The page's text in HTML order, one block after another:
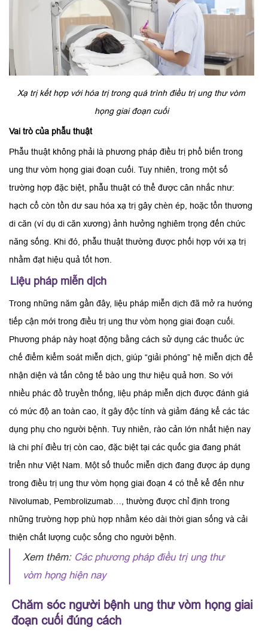
Xạ trị kết hợp với hóa trị trong quá trình điều trị ung thư vòm
họng giai đoạn cuối
Vai trò của phẫu thuật
Phẫu thuật không phải là phương pháp điều trị phổ biến trong
ung thư vòm họng giai đoạn cuối. Tuy nhiên, trong một số
trường hợp đặc biệt, phẫu thuật có thể được cân nhắc như:
hạch cổ còn tồn dư sau hóa xạ trị gây chèn ép, hoặc tổn thương
di căn (ví dụ di căn xương) ảnh hưởng nghiêm trọng đến chức
năng sống. Khi đó, phẫu thuật thường được phối hợp với xạ trị
nhằm đạt hiệu quả tốt hơn.
Liệu pháp miễn dịch
Trong những năm gần đây, liệu pháp miễn dịch đã mở ra hướng
tiếp cận mới trong điều trị ung thư vòm họng giai đoạn cuối.
Phương pháp này hoạt động bằng cách sử dụng các thuốc ức
chế điểm kiểm soát miễn dịch, giúp “giải phóng” hệ miễn dịch để
nhận diện và tấn công tế bào ung thư hiệu quả hơn. So với
nhiều phác đồ truyền thống, liệu pháp miễn dịch được đánh giá
có mức độ an toàn cao, ít gây độc tính và giảm đáng kể các tác
dụng phụ cho người bệnh. Tuy nhiên, rào cản lớn nhất hiện nay
là chi phí điều trị còn cao, đặc biệt tại các quốc gia đang phát
triển như Việt Nam. Một số thuốc miễn dịch đang được áp dụng
trong điều trị ung thư vòm họng giai đoạn 4 có thể kể đến như
Nivolumab, Pembrolizumab…, thường được chỉ định trong
những trường hợp phù hợp nhằm kéo dài thời gian sống và cải
thiện chất lượng cuộc sống cho người bệnh.
Xem thêm: Các phương pháp điều trị ung thư
vòm họng hiện nay
Chăm sóc người bệnh ung thư vòm họng giai
đoạn cuối đúng cách